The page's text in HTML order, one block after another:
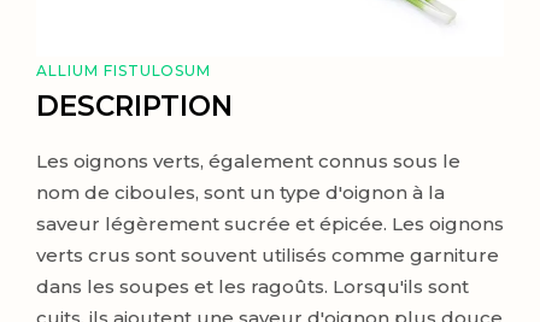
ALLIUM FISTULOSUM
DESCRIPTION
Les oignons verts, également connus sous le
nom de ciboules, sont un type d'oignon à la
saveur légèrement sucrée et épicée. Les oignons
verts crus sont souvent utilisés comme garniture
dans les soupes et les ragoûts. Lorsqu'ils sont